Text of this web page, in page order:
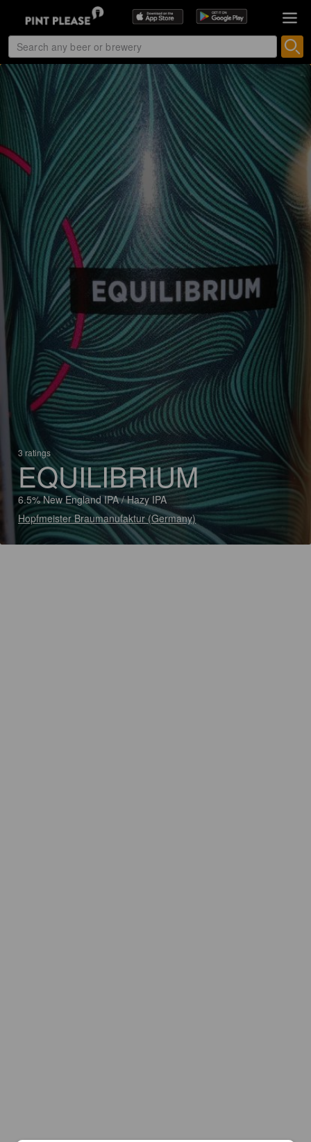
3 ratings
EQUILIBRIUM
6.5% New England IPA / Hazy IPA
Hopfmeister Braumanufaktur (Germany)